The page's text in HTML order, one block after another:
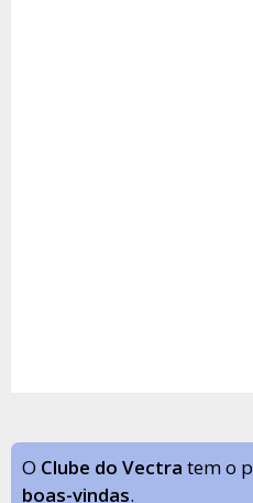
O Clube do Vectra tem o
boas-vindas.